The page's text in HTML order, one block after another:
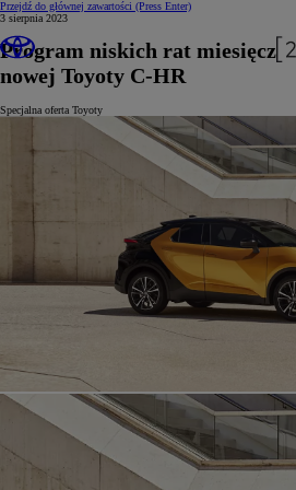
Przejdź do głównej zawartości (Press Enter)
3 sierpnia 2023
Program niskich rat
nowej Toyoty C-HR
Specjalna oferta Toyoty